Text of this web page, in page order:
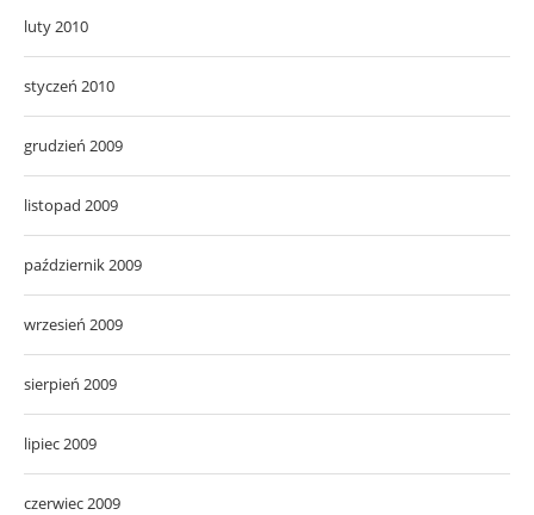
luty 2010
styczeń 2010
grudzień 2009
listopad 2009
październik 2009
wrzesień 2009
sierpień 2009
lipiec 2009
czerwiec 2009